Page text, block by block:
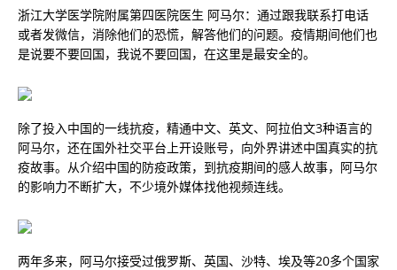
浙江大学医学院附属第四医院医生 阿马尔：通过跟我联系打电话
或者发微信，消除他们的恐慌，解答他们的问题。疫情期间他们也
是说要不要回国，我说不要回国，在这里是最安全的。
除了投入中国的一线抗疫，精通中文、英文、阿拉伯文3种语言的
阿马尔，还在国外社交平台上开设账号，向外界讲述中国真实的抗
疫故事。从介绍中国的防疫政策，到抗疫期间的感人故事，阿马尔
的影响力不断扩大，不少境外媒体找他视频连线。
两年多来，阿马尔接受过俄罗斯、英国、沙特、埃及等20多个国家